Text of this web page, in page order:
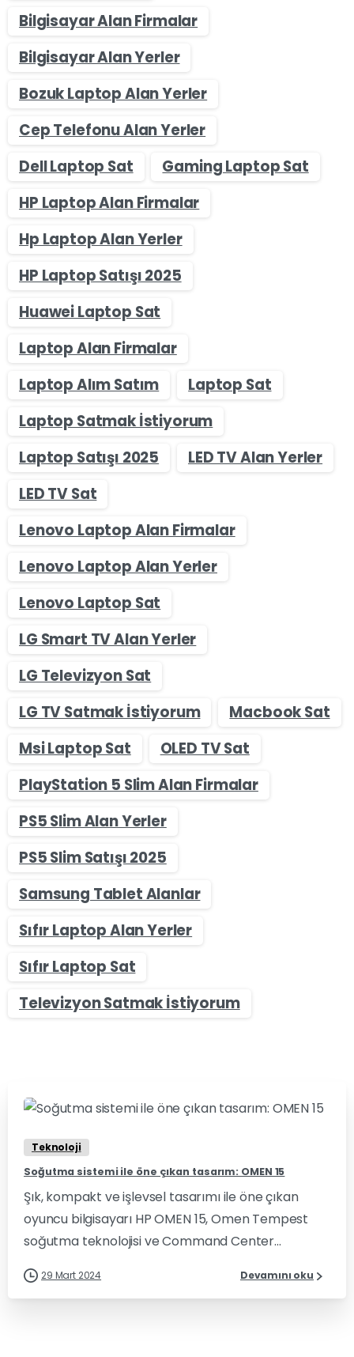
Bilgisayar Alan Firmalar
Bilgisayar Alan Yerler
Bozuk Laptop Alan Yerler
Cep Telefonu Alan Yerler
Dell Laptop Sat
Gaming Laptop Sat
HP Laptop Alan Firmalar
Hp Laptop Alan Yerler
HP Laptop Satışı 2025
Huawei Laptop Sat
Laptop Alan Firmalar
Laptop Alım Satım
Laptop Sat
Laptop Satmak İstiyorum
Laptop Satışı 2025
LED TV Alan Yerler
LED TV Sat
Lenovo Laptop Alan Firmalar
Lenovo Laptop Alan Yerler
Lenovo Laptop Sat
LG Smart TV Alan Yerler
LG Televizyon Sat
LG TV Satmak İstiyorum
Macbook Sat
Msi Laptop Sat
OLED TV Sat
PlayStation 5 Slim Alan Firmalar
PS5 Slim Alan Yerler
PS5 Slim Satışı 2025
Samsung Tablet Alanlar
Sıfır Laptop Alan Yerler
Sıfır Laptop Sat
Televizyon Satmak İstiyorum
Teknoloji
Soğutma sistemi ile öne çıkan tasarım: OMEN 15
Şık, kompakt ve işlevsel tasarımı ile öne çıkan
oyuncu bilgisayarı HP OMEN 15, Omen Tempest
soğutma teknolojisi ve Command Center...
29 Mart 2024 Devamını oku